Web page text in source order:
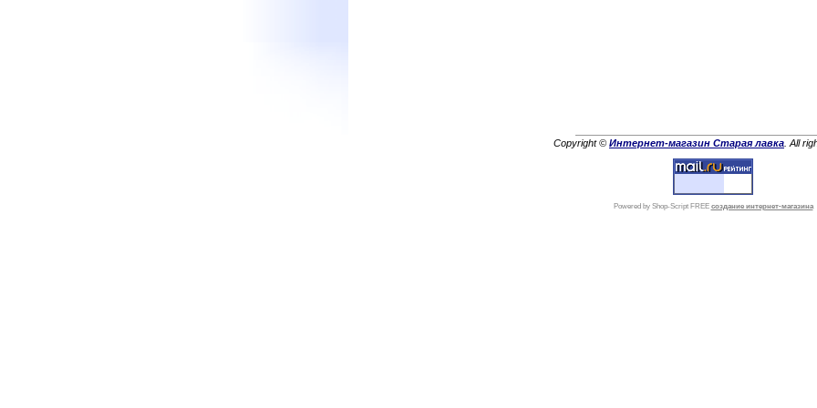
Copyright © Интернет-магазин Старая лавка . All
Powered by Shop-Script FREE создание интернет-магазина